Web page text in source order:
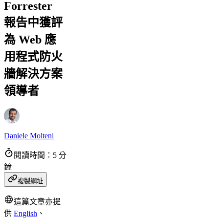
Forrester
報告中獲評
為 Web 應
用程式防火
牆解決方案
領導者
Daniele Molteni
閱讀時間：5 分
鐘
複製網址
這篇文章亦提
供 English 、